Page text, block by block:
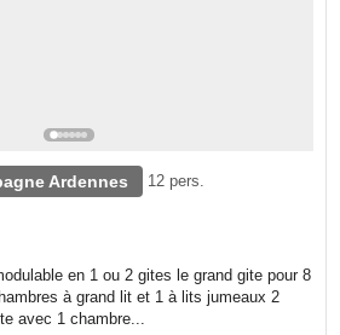
Ardennes 12 pers.
en 1 ou 2 gites le grand gite pour 8
à grand lit et 1 à lits jumeaux 2
avec 1 chambre...